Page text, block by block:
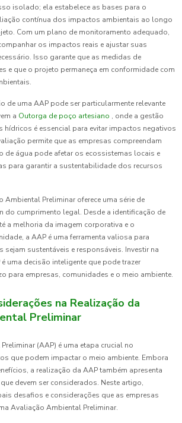
isolado; ela estabelece as bases para o
contínua dos impactos ambientais ao longo
Com um plano de monitoramento adequado,
os impactos reais e ajustar suas
Isso garante que as medidas de
e que o projeto permaneça em conformidade com
de uma AAP pode ser particularmente relevante
a Outorga de poço artesiano , onde a gestão
hídricos é essencial para evitar impactos negativos
permite que as empresas compreendam
de água pode afetar os ecossistemas locais e
para garantir a sustentabilidade dos recursos
Ambiental Preliminar oferece uma série de
do cumprimento legal. Desde a identificação de
a melhoria da imagem corporativa e o
a AAP é uma ferramenta valiosa para
sejam sustentáveis e responsáveis. Investir na
uma decisão inteligente que pode trazer
para empresas, comunidades e o meio ambiente.
na Realização da
Preliminar
(AAP) é uma etapa crucial no
que podem impactar o meio ambiente. Embora
a realização da AAP também apresenta
devem ser considerados. Neste artigo,
desafios e considerações que as empresas
Avaliação Ambiental Preliminar.